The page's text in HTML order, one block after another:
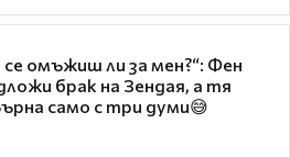
омъжиш ли за мен?“: Фен
брак на Зендая, а тя
само с три думи😅